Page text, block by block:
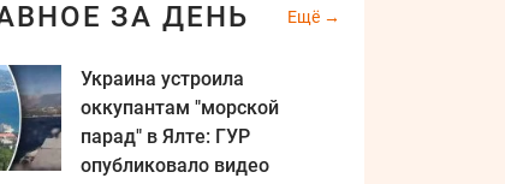
ЗА ДЕНЬ Ещё
Украина устроила
оккупантам "морской
парад" в Ялте: ГУР
опубликовало видео